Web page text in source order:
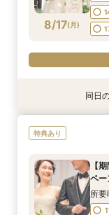
8/17(月)
8/17 月)
【
8/17 月)
【
8/17 月)
【
所
8/17 月)
【
同日
特典あり
【
ペー
所